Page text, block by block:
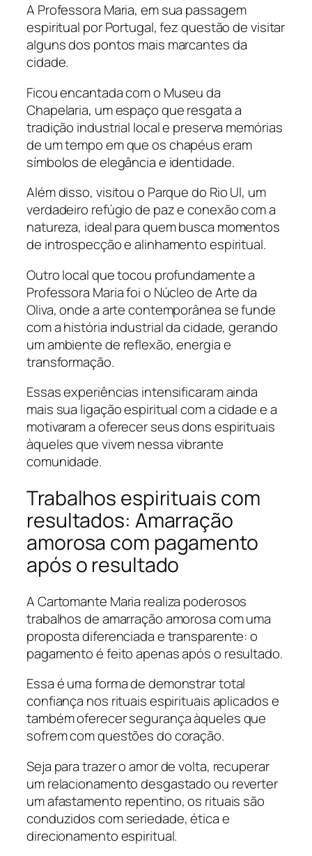
A Professora Maria, em sua passagem
espiritual por Portugal, fez questão de visitar
alguns dos pontos mais marcantes da
cidade.
Ficou encantada com o Museu da
Chapelaria, um espaço que resgata a
tradição industrial local e preserva memórias
de um tempo em que os chapéus eram
símbolos de elegância e identidade.
Além disso, visitou o Parque do Rio Ul, um
verdadeiro refúgio de paz e conexão com a
natureza, ideal para quem busca momentos
de introspecção e alinhamento espiritual.
Outro local que tocou profundamente a
Professora Maria foi o Núcleo de Arte da
Oliva, onde a arte contemporânea se funde
com a história industrial da cidade, gerando
um ambiente de reflexão, energia e
transformação.
Essas experiências intensificaram ainda
mais sua ligação espiritual com a cidade e a
motivaram a oferecer seus dons espirituais
àqueles que vivem nessa vibrante
comunidade.
Trabalhos espirituais com
resultados: Amarração
amorosa com pagamento
após o resultado
A Cartomante Maria realiza poderosos
trabalhos de amarração amorosa com uma
proposta diferenciada e transparente: o
pagamento é feito apenas após o resultado.
Essa é uma forma de demonstrar total
confiança nos rituais espirituais aplicados e
também oferecer segurança àqueles que
sofrem com questões do coração.
Seja para trazer o amor de volta, recuperar
um relacionamento desgastado ou reverter
um afastamento repentino, os rituais são
conduzidos com seriedade, ética e
direcionamento espiritual.